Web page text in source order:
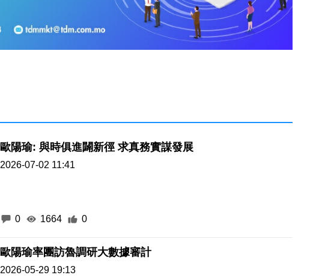
歐陽瑜: 與時俱進闢新徑 求真務實謀發展
2026-07-02 11:41
0 1664 0
歐陽瑜率團訪魯調研大數據審計
2026-05-29 19:13